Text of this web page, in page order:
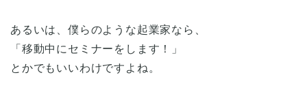
あるいは、僕らのような起業家なら、
「移動中にセミナーをします！」
とかでもいいわけですよね。